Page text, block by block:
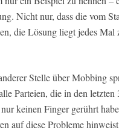
Nicht nur, dass die vom
die Lösung liegt jedes
Stelle über Mobbing
Parteien, die in den
keinen Finger gerührt
auf diese Probleme